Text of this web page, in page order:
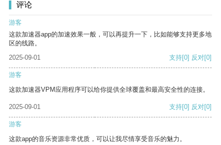
评论
游客
这款加速器app的加速效果一般，可以再提升一下，比如能够支持更多地
区的线路。
2025-09-01
支持[0] 反对[0]
游客
这款加速器VPM应用程序可以给你提供全球覆盖和最高安全性的连接。
2025-09-01 支持[0] 反对[0]
游客
这款app的音乐资源非常优质，可以让我尽情享受音乐的魅力。